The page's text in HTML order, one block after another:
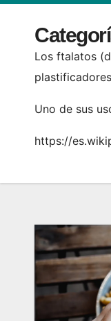
Los ftalatos
Uno de sus
https://